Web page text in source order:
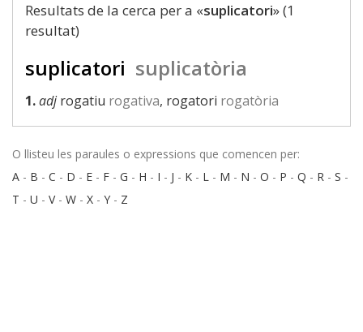
Resultats de la cerca per a «suplicatori» (1
resultat)
suplicatori suplicatòria
1.adjrogatiu rogativa, rogatori rogatòria
O llisteu les paraules o expressions que comencen per:
A - B - C - D - E - F - G - H - I - J - K - L - M - N - O - P - Q - R - S -
T - U - V- W - X - Y - Z